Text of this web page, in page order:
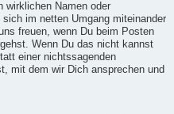
wirklichen Namen oder
im netten Umgang miteinander
freuen, wenn Du beim Posten
Wenn Du das nicht kannst
einer nichtssagenden
mit dem wir Dich ansprechen und